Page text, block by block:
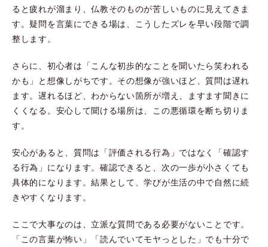
ると疲れが溜まり、仏教そのものが苦しいものに見えてきま
す。疑問を言葉にできる場は、こうしたズレを早い段階で調
整します。
さらに、初心者は「こんな初歩的なことを聞いたら笑われる
かも」と想像しがちです。その想像が強いほど、質問は遅れ
ます。遅れるほど、わからない箇所が増え、ますます聞きに
くくなる。安心して聞ける場所は、この悪循環を断ち切りま
す。
安心があると、質問は「評価される行為」ではなく「確認す
る行為」になります。確認できると、次の一歩が小さくても
具体的になります。結果として、学びが生活の中で自然に続
きやすくなります。
ここで大事なのは、立派な質問である必要がないことです。
「この言葉が怖い」「読んでいてモヤっとした」でも十分で